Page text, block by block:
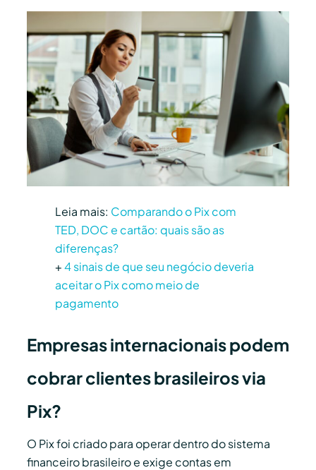
Leia mais: Comparando o Pix com
TED, DOC e cartão: quais são as
diferenças?
+4 sinais de que seu negócio deveria
aceitar o Pix como meio de
pagamento
Empresas internacionais podem
cobrar clientes brasileiros via
Pix?
O Pix foi criado para operar dentro do sistema
financeiro brasileiro e exige contas em